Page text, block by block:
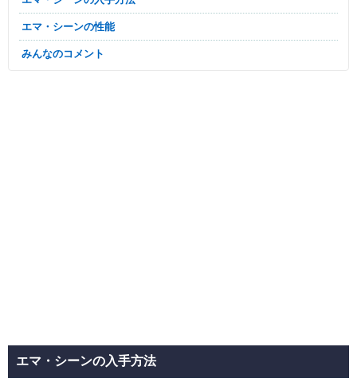
エマ・シーンの性能
みんなのコメント
エマ・シーンの入手方法